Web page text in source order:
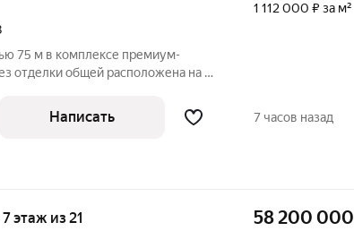
75 м в комплексе премиум-
отделки общей расположена на 4-
панорамному остеклению
1 112 000 ₽ за м²
Написать 7 часов назад
этаж из 21 58 200 000